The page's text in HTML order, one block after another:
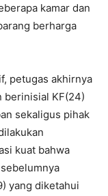
kamar dan
berharga
petugas akhirnya
berinisial KF(24)
sekaligus pihak
kuat bahwa
yang diketahui